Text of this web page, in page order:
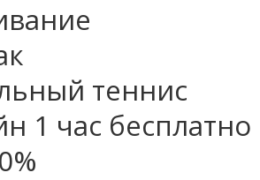
теннис
1 час бесплатно